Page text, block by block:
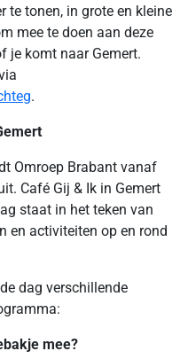
te tonen, in grote en kleine
mee te doen aan deze
je komt naar Gemert.
.
Omroep Brabant vanaf
Café Gij & Ik in Gemert
staat in het teken van
en activiteiten op en rond
dag verschillende
mee?